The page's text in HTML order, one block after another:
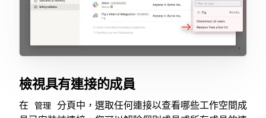
檢視具有連接的成員
在 管理
分頁中，選取任何連接以查看哪些工作空間成